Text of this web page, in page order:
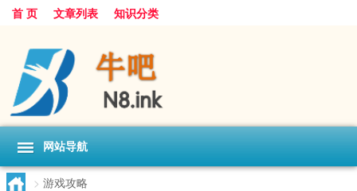
首 页 文章列表 知识分类
网站导航
> 游戏攻略